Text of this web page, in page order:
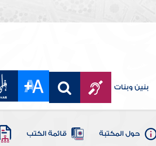
بنين وبنات
حول المكتبة قائمة الكتب